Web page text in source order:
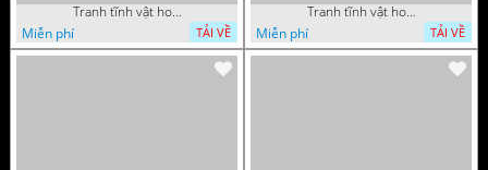
Tranh tĩnh vật hoa quả sơn dầu trang trí đẹp
Miễn phí
TẢI VỀ
Tranh tĩnh vật hoa quả sơn dầu nghệ thuật
Miễn phí
TẢI VỀ